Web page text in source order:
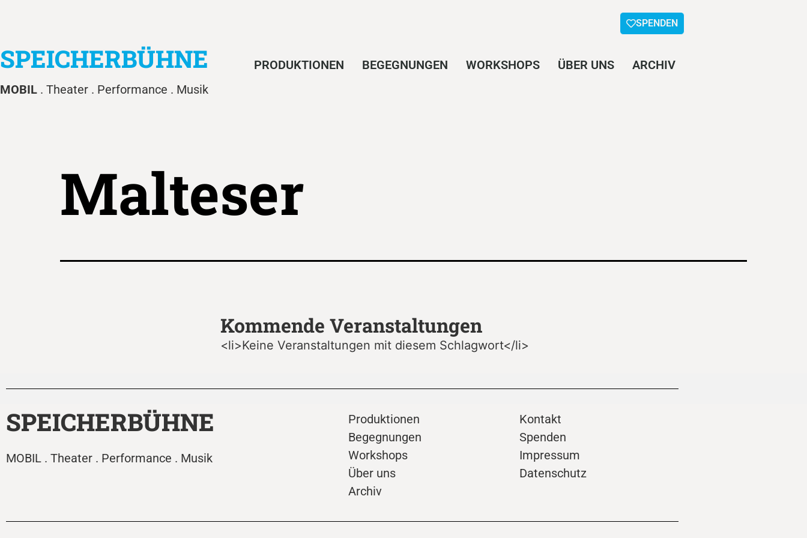
SPENDEN
SPEICHERBÜHNE
MOBIL . Theater . Performance . Musik
PRODUKTIONEN BEGEGNUNGEN WORKSHOPS ÜBER UNS ARCHIV
Malteser
Kommende Veranstaltungen
<li>Keine Veranstaltungen mit diesem Schlagwort</li>
SPEICHERBÜHNE
MOBIL . Theater . Performance . Musik
Produktionen
Begegnungen
Workshops
Über uns
Archiv
Kontakt
Spenden
Impressum
Datenschutz